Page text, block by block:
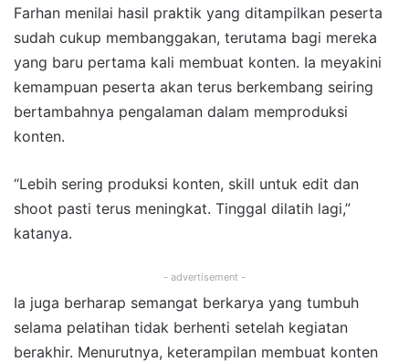
Farhan menilai hasil praktik yang ditampilkan peserta
sudah cukup membanggakan, terutama bagi mereka
yang baru pertama kali membuat konten. Ia meyakini
kemampuan peserta akan terus berkembang seiring
bertambahnya pengalaman dalam memproduksi
konten.
“Lebih sering produksi konten, skill untuk edit dan
shoot pasti terus meningkat. Tinggal dilatih lagi,”
katanya.
- advertisement -
Ia juga berharap semangat berkarya yang tumbuh
selama pelatihan tidak berhenti setelah kegiatan
berakhir. Menurutnya, keterampilan membuat konten